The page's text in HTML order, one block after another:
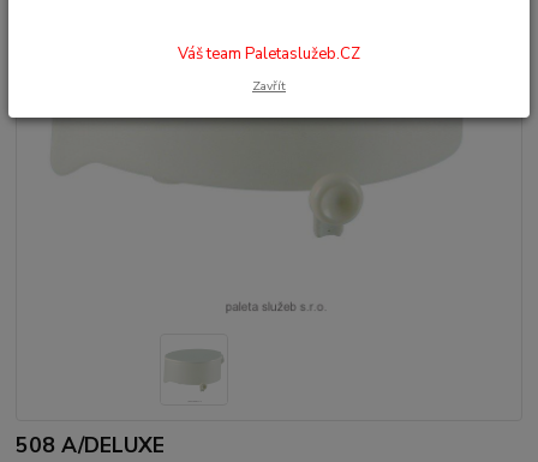
508 A/DELUXE
Váš team Paletaslužeb.CZ
Zavřít